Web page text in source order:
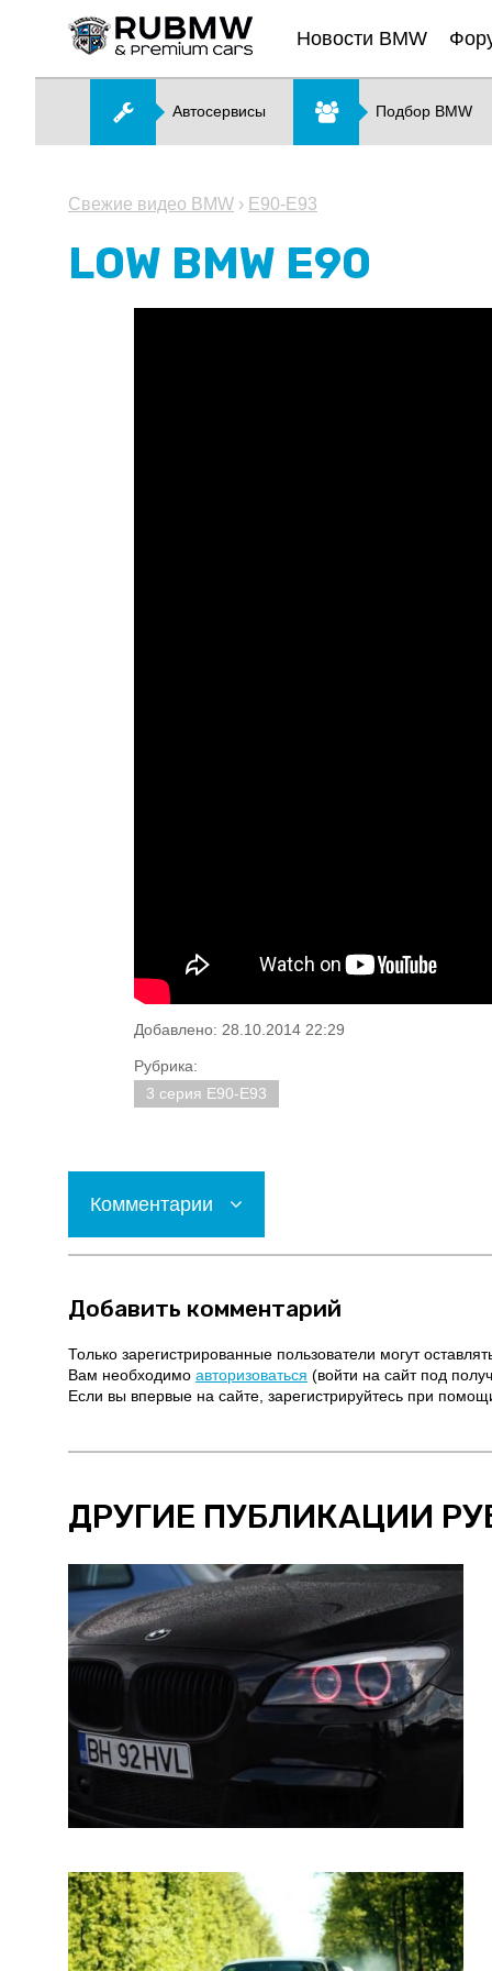
Новости BMW
Автосервисы Подбор BMW
Свежие видео BMW › E90-E93
LOW BMW E90
Добавлено: 28.10.2014 22:29
Рубрика:
3 серия E90-E93
Комментарии
Добавить комментарий
Только зарегистрированные пользователи могут
Вам необходимо авторизоваться (войти на сайт под
Если вы впервые на сайте, зарегистрируйтесь при
ДРУГИЕ ПУБЛИКАЦИИ